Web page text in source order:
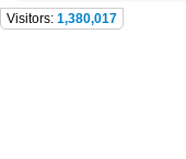
Visitors: 1,380,017